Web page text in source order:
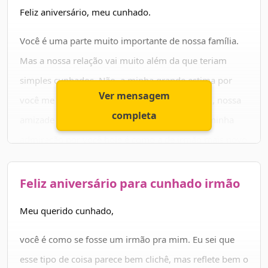
E que nossa amizade cresça sempre e nos encha de
Feliz aniversário, meu cunhado.
Você é uma parte muito importante de nossa família.
Mas a nossa relação vai muito além da que teriam
simples cunhados. Não, a minha grande estima por
você me faz crer que somos como irmãos. Sim, nossa
amizade se tornou muito forte, de modo que minha
por um irmão mais velho.
Por tudo isso, meu caro, eu quero te transmitir meus
votos sinceros por um aniversário muito feliz e por
Ver mensagem
completa
Feliz aniversário para cunhado irmão
Meu querido cunhado,
você é como se fosse um irmão pra mim. Eu sei que
esse tipo de coisa parece bem clichê, mas reflete bem o